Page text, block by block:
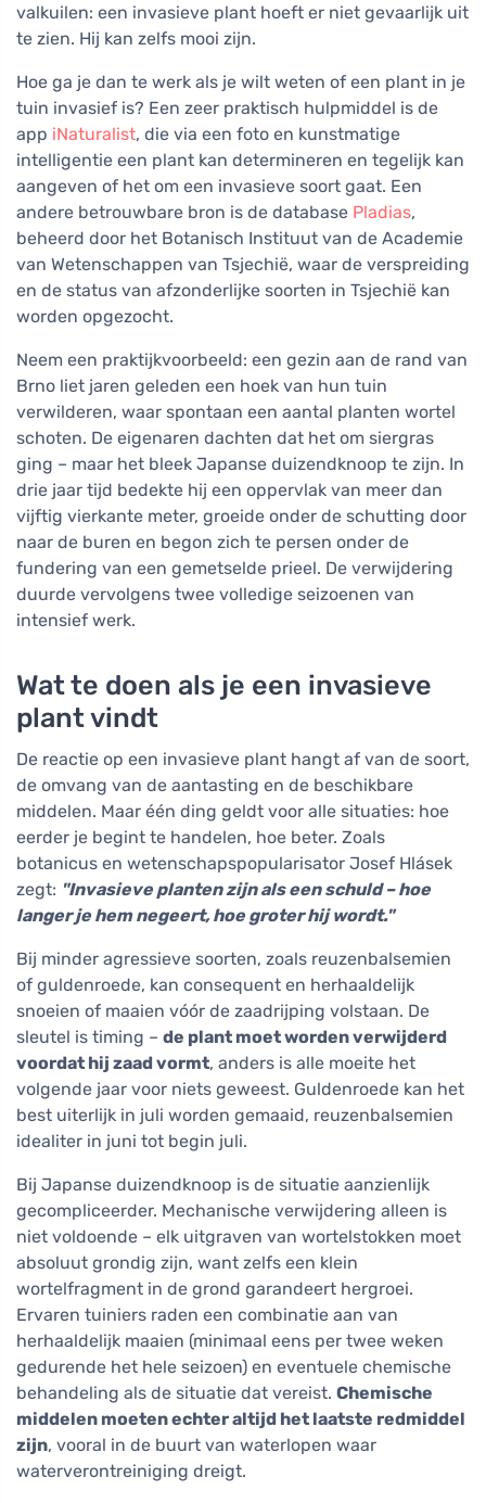
valkuilen: een invasieve plant hoeft er niet gevaarlijk uit
te zien. Hij kan zelfs mooi zijn.
Hoe ga je dan te werk als je wilt weten of een plant in je
tuin invasief is? Een zeer praktisch hulpmiddel is de
app iNaturalist, die via een foto en kunstmatige
intelligentie een plant kan determineren en tegelijk kan
aangeven of het om een invasieve soort gaat. Een
andere betrouwbare bron is de database Pladias,
beheerd door het Botanisch Instituut van de Academie
van Wetenschappen van Tsjechië, waar de verspreiding
en de status van afzonderlijke soorten in Tsjechië kan
worden opgezocht.
Neem een praktijkvoorbeeld: een gezin aan de rand van
Brno liet jaren geleden een hoek van hun tuin
verwilderen, waar spontaan een aantal planten wortel
schoten. De eigenaren dachten dat het om siergras
ging – maar het bleek Japanse duizendknoop te zijn. In
drie jaar tijd bedekte hij een oppervlak van meer dan
vijftig vierkante meter, groeide onder de schutting door
naar de buren en begon zich te persen onder de
fundering van een gemetselde prieel. De verwijdering
duurde vervolgens twee volledige seizoenen van
intensief werk.
Wat te doen als je een invasieve
plant vindt
De reactie op een invasieve plant hangt af van de soort,
de omvang van de aantasting en de beschikbare
middelen. Maar één ding geldt voor alle situaties: hoe
eerder je begint te handelen, hoe beter. Zoals
botanicus en wetenschapspopularisator Josef Hlásek
zegt: "Invasieve planten zijn als een schuld – hoe
langer je hem negeert, hoe groter hij wordt."
Bij minder agressieve soorten, zoals reuzenbalsemien
of guldenroede, kan consequent en herhaaldelijk
snoeien of maaien vóór de zaadrijping volstaan. De
sleutel is timing – de plant moet worden verwijderd
voordat hij zaad vormt, anders is alle moeite het
volgende jaar voor niets geweest. Guldenroede kan het
best uiterlijk in juli worden gemaaid, reuzenbalsemien
idealiter in juni tot begin juli.
Bij Japanse duizendknoop is de situatie aanzienlijk
gecompliceerder. Mechanische verwijdering alleen is
niet voldoende – elk uitgraven van wortelstokken moet
absoluut grondig zijn, want zelfs een klein
wortelfragment in de grond garandeert hergroei.
Ervaren tuiniers raden een combinatie aan van
herhaaldelijk maaien (minimaal eens per twee weken
gedurende het hele seizoen) en eventuele chemische
behandeling als de situatie dat vereist. Chemische
middelen moeten echter altijd het laatste redmiddel
zijn, vooral in de buurt van waterlopen waar
waterverontreiniging dreigt.